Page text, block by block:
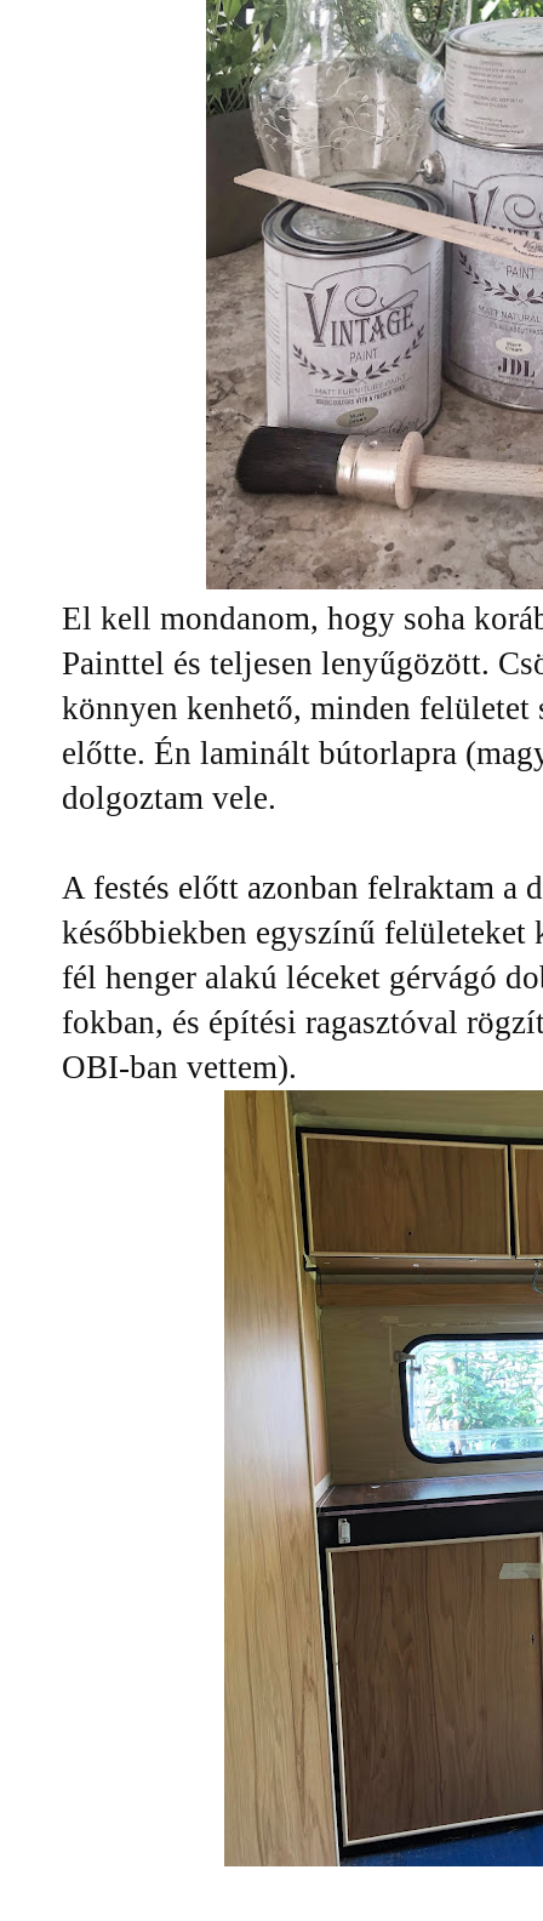
El kell mondanom, hogy soha
Painttel és teljesen lenyűgözött.
könnyen kenhető, minden
előtte. Én laminált bútorlapra
dolgoztam vele.
A festés előtt azonban felraktam a
későbbiekben egyszínű felületeket
fél henger alakú léceket gérvágó
fokban, és építési ragasztóval
OBI-ban vettem).